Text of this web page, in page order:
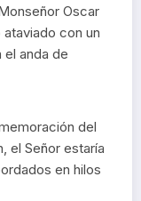
Oscar
ataviado con un
anda de
del
el Señor estaría
en hilos